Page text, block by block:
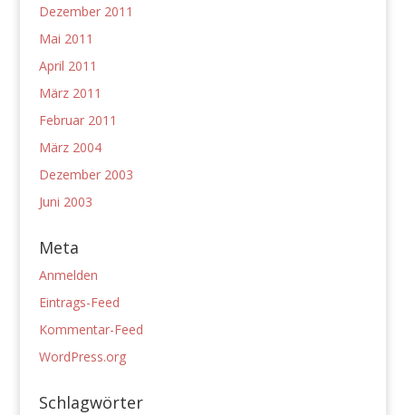
Dezember 2011
Mai 2011
April 2011
März 2011
Februar 2011
März 2004
Dezember 2003
Juni 2003
Meta
Anmelden
Eintrags-Feed
Kommentar-Feed
WordPress.org
Schlagwörter